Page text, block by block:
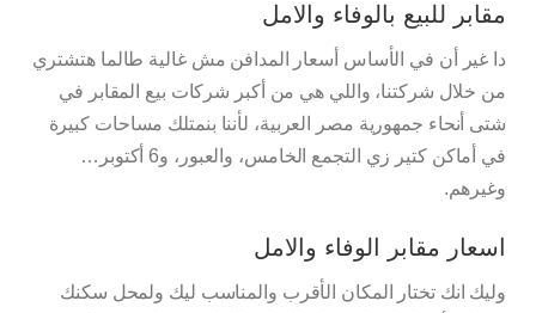
مقابر للبيع بالوفاء والامل
دا غير أن في الأساس أسعار المدافن مش غالية طالما هتشتري
من خلال شركتنا، واللي هي من أكبر شركات بيع المقابر في
شتى أنحاء جمهورية مصر العربية، لأننا بنمتلك مساحات كبيرة
في أماكن كتير زي التجمع الخامس، والعبور، و6 أكتوبر…
وغيرهم.
اسعار مقابر الوفاء والامل
وليك انك تختار المكان الأقرب والمناسب ليك ولمحل سكنك